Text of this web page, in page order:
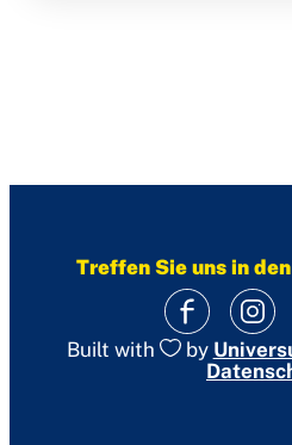
Treffen Sie uns in
Built with by